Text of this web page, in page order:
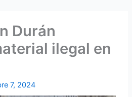
Durán
ilegal en
7, 2024